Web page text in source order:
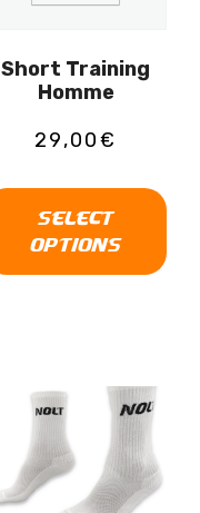
Short Training
Homme
29,00€
SELECT
OPTIONS